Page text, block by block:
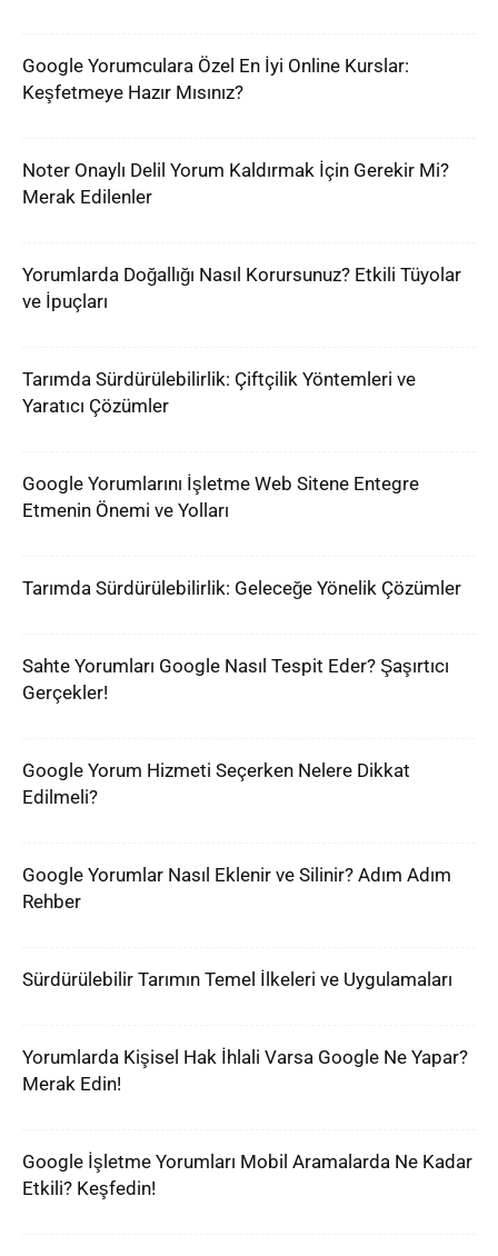
Google Yorumculara Özel En İyi Online Kurslar:
Keşfetmeye Hazır Mısınız?
Noter Onaylı Delil Yorum Kaldırmak İçin Gerekir Mi?
Merak Edilenler
Yorumlarda Doğallığı Nasıl Korursunuz? Etkili Tüyolar
ve İpuçları
Tarımda Sürdürülebilirlik: Çiftçilik Yöntemleri ve
Yaratıcı Çözümler
Google Yorumlarını İşletme Web Sitene Entegre
Etmenin Önemi ve Yolları
Tarımda Sürdürülebilirlik: Geleceğe Yönelik Çözümler
Sahte Yorumları Google Nasıl Tespit Eder? Şaşırtıcı
Gerçekler!
Google Yorum Hizmeti Seçerken Nelere Dikkat
Edilmeli?
Google Yorumlar Nasıl Eklenir ve Silinir? Adım Adım
Rehber
Sürdürülebilir Tarımın Temel İlkeleri ve Uygulamaları
Yorumlarda Kişisel Hak İhlali Varsa Google Ne Yapar?
Merak Edin!
Google İşletme Yorumları Mobil Aramalarda Ne Kadar
Etkili? Keşfedin!